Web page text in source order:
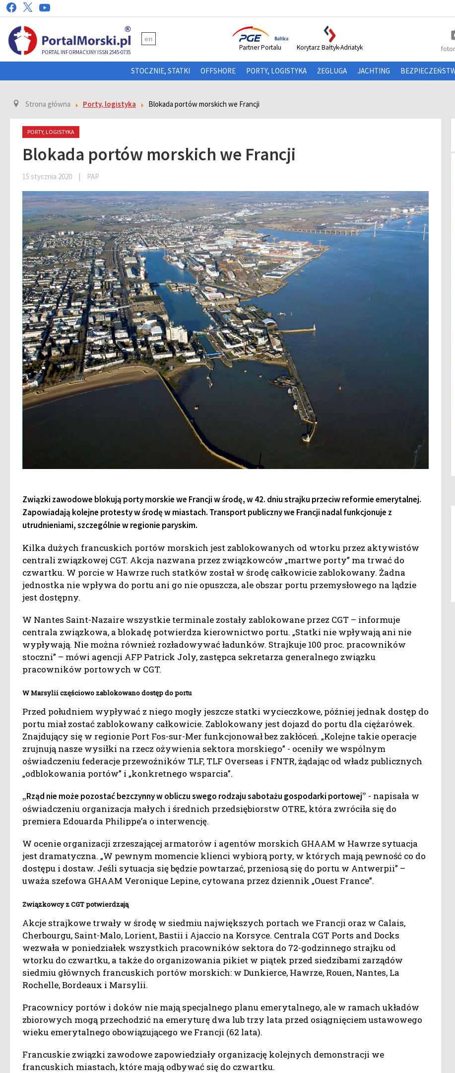
PORTAL INFORMACYJNY ISSN 2545-0735
en
Partner Portalu Korytarz Bałtyk-Adriatyk
STOCZNIE, STATKI OFFSHORE PORTY, LOGISTYKA ŻEGLUGA JACHTING
Strona główna Porty, logistyka Blokada portów morskich we Francji
PORTY, LOGISTYKA
Blokada portów morskich we Francji
15 stycznia 2020 | PAP
Związki zawodowe blokują porty morskie we Francji w środę, w 42. dniu strajku przeciw reformie emerytalnej.
Zapowiadają kolejne protesty w środę w miastach. Transport publiczny we Francji nadal funkcjonuje z
utrudnieniami, szczególnie w regionie paryskim.
Kilka dużych francuskich portów morskich jest zablokowanych od wtorku przez aktywistów
centrali związkowej CGT. Akcja nazwana przez związkowców „martwe porty” ma trwać do
czwartku. W porcie w Hawrze ruch statków został w środę całkowicie zablokowany. Żadna
jednostka nie wpływa do portu ani go nie opuszcza, ale obszar portu przemysłowego na lądzie
jest dostępny.
W Nantes Saint-Nazaire wszystkie terminale zostały zablokowane przez CGT – informuje
centrala związkowa, a blokadę potwierdza kierownictwo portu. „Statki nie wpływają ani nie
wypływają. Nie można również rozładowywać ładunków. Strajkuje 100 proc. pracowników
stoczni” – mówi agencji AFP Patrick Joly, zastępca sekretarza generalnego związku
pracowników portowych w CGT.
W Marsylii częściowo zablokowano dostęp do portu
Przed południem wypływać z niego mogły jeszcze statki wycieczkowe, później jednak dostęp do
portu miał zostać zablokowany całkowicie. Zablokowany jest dojazd do portu dla ciężarówek.
Znajdujący się w regionie Port Fos-sur-Mer funkcjonował bez zakłóceń. „Kolejne takie operacje
zrujnują nasze wysiłki na rzecz ożywienia sektora morskiego” - oceniły we wspólnym
oświadczeniu federacje przewoźników TLF, TLF Overseas i FNTR, żądając od władz publicznych
„odblokowania portów” i „konkretnego wsparcia”.
„Rząd nie może pozostać bezczynny w obliczu swego rodzaju sabotażu gospodarki portowej” - napisała w
oświadczeniu organizacja małych i średnich przedsiębiorstw OTRE, która zwróciła się do
premiera Edouarda Philippe’a o interwencję.
W ocenie organizacji zrzeszającej armatorów i agentów morskich GHAAM w Hawrze sytuacja
jest dramatyczna. „W pewnym momencie klienci wybiorą porty, w których mają pewność co do
dostępu i dostaw. Jeśli sytuacja się będzie powtarzać, przeniosą się do portu w Antwerpii” –
uważa szefowa GHAAM Veronique Lepine, cytowana przez dziennik „Ouest France”.
Związkowcy z CGT potwierdzają
Akcje strajkowe trwały w środę w siedmiu największych portach we Francji oraz w Calais,
Cherbourgu, Saint-Malo, Lorient, Bastii i Ajaccio na Korsyce. Centrala CGT Ports and Docks
wezwała w poniedziałek wszystkich pracowników sektora do 72-godzinnego strajku od
wtorku do czwartku, a także do organizowania pikiet w piątek przed siedzibami zarządów
siedmiu głównych francuskich portów morskich: w Dunkierce, Hawrze, Rouen, Nantes, La
Rochelle, Bordeaux i Marsylii.
Pracownicy portów i doków nie mają specjalnego planu emerytalnego, ale w ramach układów
zbiorowych mogą przechodzić na emeryturę dwa lub trzy lata przed osiągnięciem ustawowego
wieku emerytalnego obowiązującego we Francji (62 lata).
Francuskie związki zawodowe zapowiedziały organizację kolejnych demonstracji we
francuskich miastach, które mają odbywać się do czwartku.